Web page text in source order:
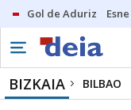
Gol de Aduriz
BIZKAIA BILBAO